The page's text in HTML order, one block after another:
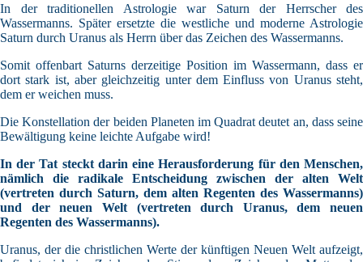
In der traditionellen Astrologie war Saturn der Herrscher des
Wassermanns. Später ersetzte die westliche und moderne Astrologie
Saturn durch Uranus als Herrn über das Zeichen des Wassermanns.
Somit offenbart Saturns derzeitige Position im Wassermann, dass er
dort stark ist, aber gleichzeitig unter dem Einfluss von Uranus steht,
dem er weichen muss.
Die Konstellation der beiden Planeten im Quadrat deutet an, dass seine
Bewältigung keine leichte Aufgabe wird!
In der Tat steckt darin eine Herausforderung für den Menschen,
nämlich die radikale Entscheidung zwischen der alten Welt
(vertreten durch Saturn, dem alten Regenten des Wassermanns)
und der neuen Welt (vertreten durch Uranus, dem neuen
Regenten des Wassermanns).
Uranus, der die christlichen Werte der künftigen Neuen Welt aufzeigt,